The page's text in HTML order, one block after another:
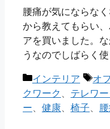
腰痛が気にならな
から教えてもらい
アを買いました。
うなのでしばらく使
カ
テ
インテリア
タ
グ
オ
クワーク
テレワー
ー
健康 椅子